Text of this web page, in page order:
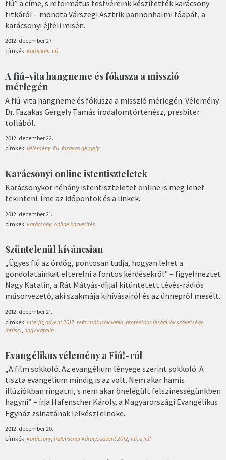
fiú” a címe, s református testvéreink készítették karácsony
titkáról – mondta Várszegi Asztrik pannonhalmi főapát, a
karácsonyi éjféli misén.
2012. december 27.
címkék: katolikus, fiú
A fiú-vita hangneme és fókusza a misszió
mérlegén
A fiú-vita hangneme és fókusza a misszió mérlegén. Vélemény
Dr. Fazakas Gergely Tamás irodalomtörténész, presbiter
tollából.
2012. december 22.
címkék: vélemény, fiú, fazakas gergely
Karácsonyi online istentiszteletek
Karácsonykor néhány istentiszteletet online is meg lehet
tekinteni. Íme az időpontok és a linkek.
2012. december 21.
címkék: karácsony, online közvetítés
Szüntelenül kíváncsian
„Ügyes fiú az ördög, pontosan tudja, hogyan lehet a
gondolatainkat elterelni a fontos kérdésekről" – figyelmeztet
Nagy Katalin, a Rát Mátyás-díjjal kitüntetett tévés-rádiós
műsorvezető, aki szakmája kihívásairól és az ünnepről mesélt.
2012. december 21.
címkék: interjú advent 2012 reformátusok lapja protestáns újságírók szövetsége
(prúsz) nagy katalin
Evangélikus vélemény a Fiú!-ról
„A film sokkoló. Az evangélium lényege szerint sokkoló. A
tiszta evangélium mindig is az volt. Nem akar hamis
illúziókban ringatni, s nem akar önelégült felszínességünkben
hagyni” – írja Hafenscher Károly, a Magyarországi Evangélikus
Egyház zsinatának lelkészi elnöke.
2012. december 20.
címkék: karácsony, hafenscher károly, advent 2012, fiú, a fiú!